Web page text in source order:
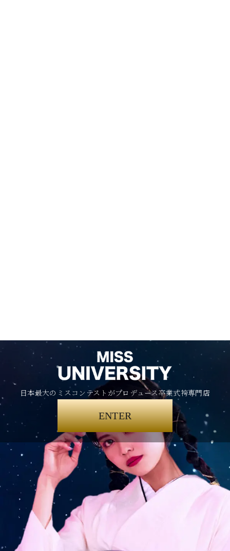
日本最大のミスコンテストがプロデュース卒業式袴専門店
ENTER